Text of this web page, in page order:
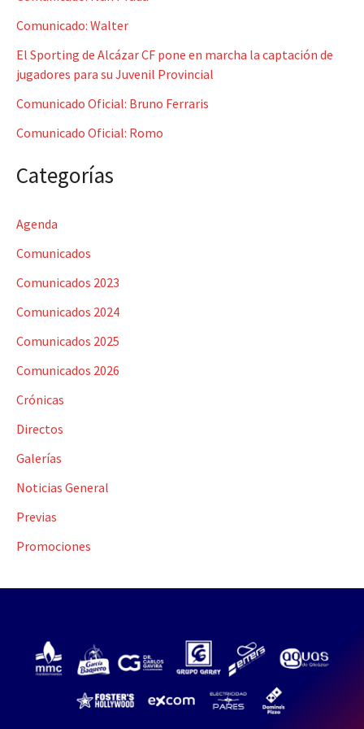
r
p
o
r
:
Comunicado: Walter
El Sporting de Alcázar CF pone en marcha la captación de
jugadores para su Juvenil Provincial
Comunicado Oficial: Bruno Ferraris
Comunicado Oficial: Romo
Categorías
Agenda
Comunicados
Comunicados 2023
Comunicados 2024
Comunicados 2025
Comunicados 2026
Crónicas
Directos
Galerías
Noticias General
Previas
Promociones